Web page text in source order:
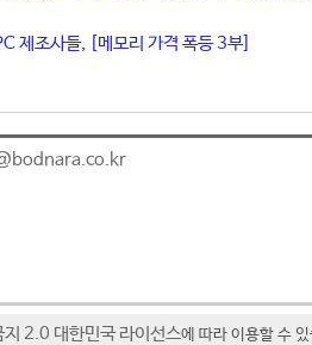
제조사들, [메모리 가격 폭등 3부]
2.0 대한민국 라이선스에 따라 이용할 수